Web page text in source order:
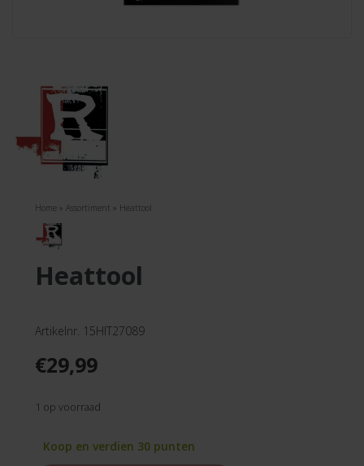
Home » Assortiment » Heattool
heattool
Artikelnr. 15HIT27089
€29,99
1 op voorraad
Koop en verdien 30 punten